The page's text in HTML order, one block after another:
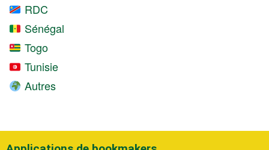
RDC
Sénégal
Togo
Tunisie
Autres